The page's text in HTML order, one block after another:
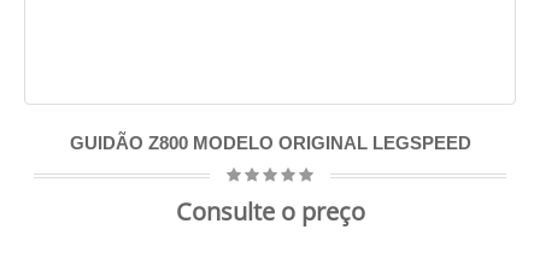
GUIDÃO Z800 MODELO ORIGINAL LEGSPEED
Consulte o preço